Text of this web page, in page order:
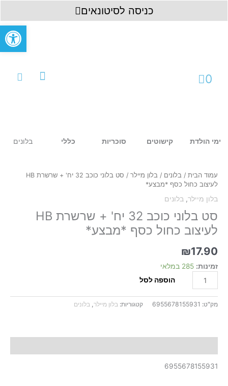
כניסה לסיטונאים
0
עגלת
ימי הולדת קישוטים סוכריות כללי בלונים
עמוד הבית / בלונים / בלון מיילר
/ סט בלוני כוכב 32 יח' + שרשרת HB
לעיצוב כחול כסף *מבצע*
בלון מיילר, בלונים
סט בלוני כוכב 32 יח' + שרשרת HB
לעיצוב כחול כסף *מבצע*
₪17.90
זמינות: 285 במלאי
סט
בלוני
32
יח'
+
שרשרת
לעיצוב
כחול
כסף
*מבצע*
הוספה לסל
מק"ט: 6955678155931 קטגוריות: בלון מיילר, בלונים
6955678155931
פתח